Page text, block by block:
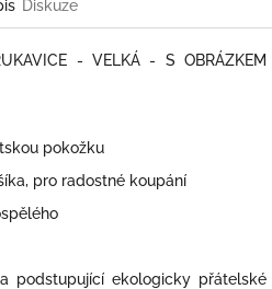
Diskuze
- VELKÁ - S OBRÁZKEM
pokožku
pro radostné koupání
podstupující ekologicky přátelské